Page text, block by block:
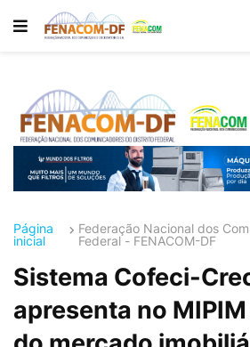
Página
inicial
Federação Nacional dos
Federal - FENACOM-DF
Sistema Cofeci-
apresenta no